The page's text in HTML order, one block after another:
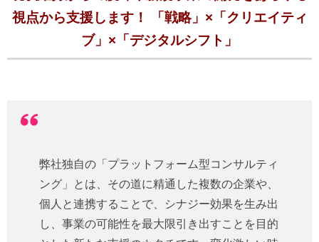
視点から支援します！ 「戦略」×「クリエイティ
ブ」×「デジタルシフト」
弊社独自の「プラットフォーム型コンサルティ
ング」とは、その道に精通した複数の企業や、
個人と連携することで、シナジー効果を生み出
し、事業の可能性を最大限引き出すことを目的